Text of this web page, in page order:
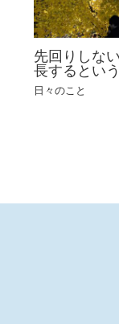
先回りしな
長するとい
日々のこと